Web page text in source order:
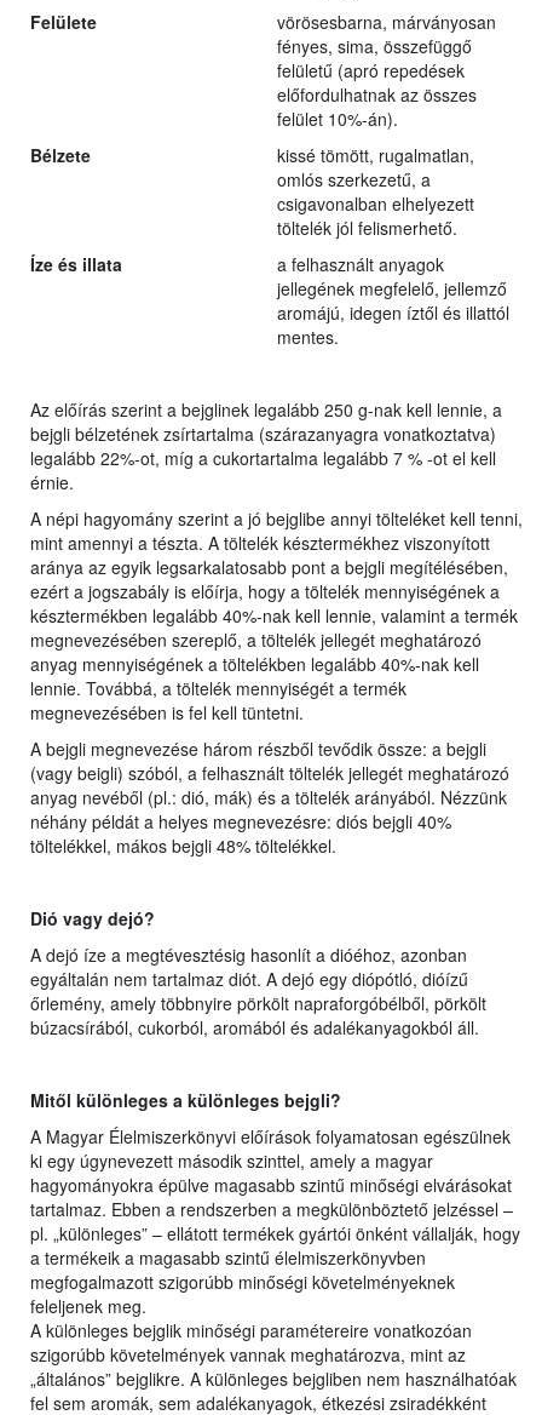
Felülete
vörösesbarna, márványosan
fényes, sima, összefüggő
felületű (apró repedések
előfordulhatnak az összes
felület 10%-án).
Bélzete
kissé tömött, rugalmatlan,
omlós szerkezetű, a
csigavonalban elhelyezett
töltelék jól felismerhető.
Íze és illata
a felhasznált anyagok
jellegének megfelelő, jellemző
aromájú, idegen íztől és illattól
mentes.
Az előírás szerint a bejglinek legalább 250 g-nak kell lennie, a
bejgli bélzetének zsírtartalma (szárazanyagra vonatkoztatva)
legalább 22%-ot, míg a cukortartalma legalább 7 % -ot el kell
érnie.
A népi hagyomány szerint a jó bejglibe annyi tölteléket kell tenni,
mint amennyi a tészta. A töltelék késztermékhez viszonyított
aránya az egyik legsarkalatosabb pont a bejgli megítélésében,
ezért a jogszabály is előírja, hogy a töltelék mennyiségének a
késztermékben legalább 40%-nak kell lennie, valamint a termék
megnevezésében szereplő, a töltelék jellegét meghatározó
anyag mennyiségének a töltelékben legalább 40%-nak kell
lennie. Továbbá, a töltelék mennyiségét a termék
megnevezésében is fel kell tüntetni.
A bejgli megnevezése három részből tevődik össze: a bejgli
(vagy beigli) szóból, a felhasznált töltelék jellegét meghatározó
anyag nevéből (pl.: dió, mák) és a töltelék arányából. Nézzünk
néhány példát a helyes megnevezésre: diós bejgli 40%
töltelékkel, mákos bejgli 48% töltelékkel.
Dió vagy dejó?
A dejó íze a megtévesztésig hasonlít a dióéhoz, azonban
egyáltalán nem tartalmaz diót. A dejó egy diópótló, dióízű
őrlemény, amely többnyire pörkölt napraforgóbélből, pörkölt
búzacsírából, cukorból, aromából és adalékanyagokból áll.
Mitől különleges a különleges bejgli?
A Magyar Élelmiszerkönyvi előírások folyamatosan egészülnek
ki egy úgynevezett második szinttel, amely a magyar
hagyományokra épülve magasabb szintű minőségi elvárásokat
tartalmaz. Ebben a rendszerben a megkülönböztető jelzéssel –
pl. „különleges” – ellátott termékek gyártói önként vállalják, hogy
a termékeik a magasabb szintű élelmiszerkönyvben
megfogalmazott szigorúbb minőségi követelményeknek
feleljenek meg.
A különleges bejglik minőségi paramétereire vonatkozóan
szigorúbb követelmények vannak meghatározva, mint az
„általános” bejglikre. A különleges bejgliben nem használhatóak
fel sem aromák, sem adalékanyagok, étkezési zsiradékként